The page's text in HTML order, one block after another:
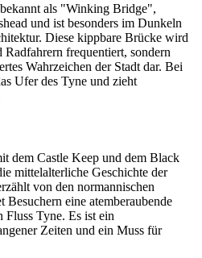
als "Winking Bridge",
und ist besonders im Dunkeln
Diese kippbare Brücke wird
frequentiert, sondern
Wahrzeichen der Stadt dar. Bei
Ufer des Tyne und zieht
dem Castle Keep und dem Black
mittelalterliche Geschichte der
von den normannischen
eine atemberaubende
Fluss Tyne. Es ist ein
Zeiten und ein Muss für